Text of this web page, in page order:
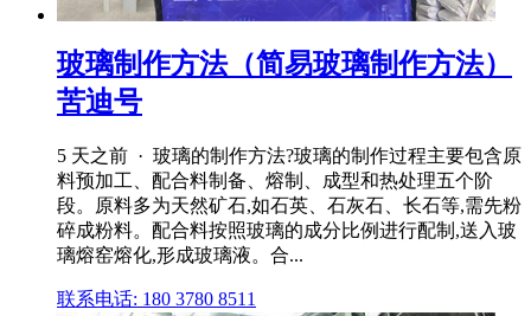
玻璃制作方法（简易玻璃制作方法）
苦迪号
5 天之前 · 玻璃的制作方法?玻璃的制作过程主要包含原
料预加工、配合料制备、熔制、成型和热处理五个阶
段。原料多为天然矿石,如石英、石灰石、长石等,需先粉
碎成粉料。配合料按照玻璃的成分比例进行配制,送入玻
璃熔窑熔化,形成玻璃液。合...
联系电话: 180 3780 8511